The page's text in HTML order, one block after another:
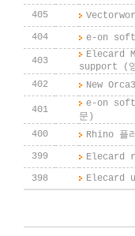
405
404
e-on
403
Elecard
support (
402 New
401
e-on
문)
400 Rhino 플
399
Elecard
398
Elecard